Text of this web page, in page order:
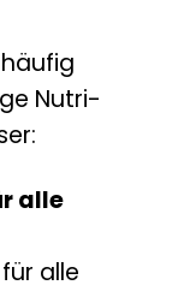
Nutri-
alle
alle